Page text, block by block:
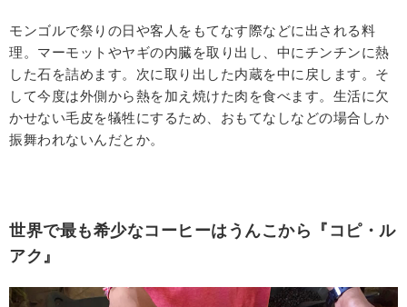
モンゴルで祭りの日や客人をもてなす際などに出される料
理。マーモットやヤギの内臓を取り出し、中にチンチンに熱
した石を詰めます。次に取り出した内蔵を中に戻します。そ
して今度は外側から熱を加え焼けた肉を食べます。生活に欠
かせない毛皮を犠牲にするため、おもてなしなどの場合しか
振舞われないんだとか。
世界で最も希少なコーヒーはうんこから『コピ・ル
アク』